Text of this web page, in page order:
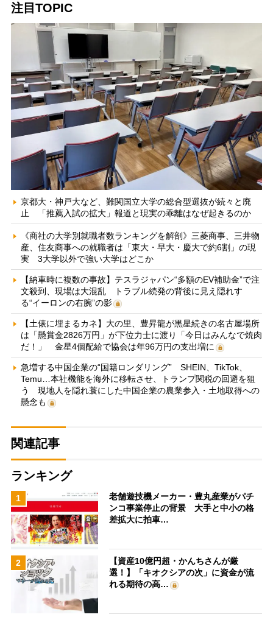
注目TOPIC
京都大・神戸大など、難関国立大学の総合型選抜が続々と廃
止 「推薦入試の拡大」報道と現実の乖離はなぜ起きるのか
《商社の大学別就職者数ランキングを解剖》三菱商事、三井物
産、住友商事への就職者は「東大・早大・慶大で約6割」の現
実 3大学以外で強い大学はどこか
【納車時に複数の事故】テスラジャパン“多額のEV補助金”で注
文殺到、現場は大混乱 トラブル続発の背後に見え隠れす
る“イーロンの右腕”の影
【土俵に埋まるカネ】大の里、豊昇龍が黒星続きの名古屋場所
は「懸賞金2826万円」が下位力士に渡り「今日はみんなで焼肉
だ！」 金星4個配給で協会は年96万円の支出増に
急増する中国企業の“国籍ロンダリング” SHEIN、TikTok、
Temu…本社機能を海外に移転させ、トランプ関税の回避を狙
う 現地人を隠れ蓑にした中国企業の農業参入・土地取得への
懸念も
関連記事
ランキング
1
老舗遊技機メーカー・豊丸産業がパチ
ンコ事業停止の背景 大手と中小の格
差拡大に拍車…
2
【資産10億円超・かんちさんが厳
選！】「キオクシアの次」に資金が流
れる期待の高…